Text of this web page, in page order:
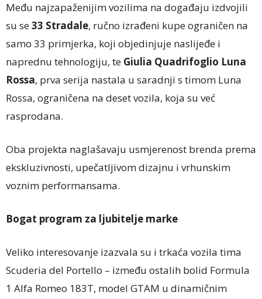
Među najzapaženijim vozilima na događaju izdvojili
su se33 Stradale, ručno izrađeni kupe ograničen na
samo 33 primjerka, koji objedinjuje naslijeđe i
naprednu tehnologiju, te Giulia Quadrifoglio Luna
Rossa, prva serija nastala u saradnji s timom Luna
Rossa, ograničena na deset vozila, koja su već
rasprodana.
Oba projekta naglašavaju usmjerenost brenda prema
ekskluzivnosti, upečatljivom dizajnu i vrhunskim
voznim performansama.
Bogat program za ljubitelje marke
Veliko interesovanje izazvala su i trkaća vozila tima
Scuderia del Portello – između ostalih bolid Formula
1 Alfa Romeo 183T, model GTAM u dinamičnim